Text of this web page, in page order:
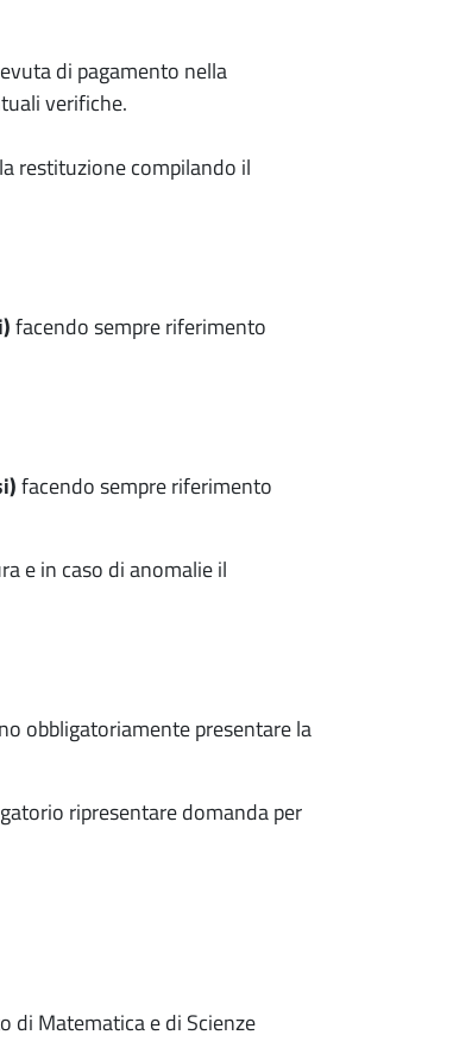
di pagamento nella
verifiche.
restituzione compilando il
facendo sempre riferimento
facendo sempre riferimento
e in caso di anomalie il
obbligatoriamente presentare la
ripresentare domanda per
di Matematica e di Scienze